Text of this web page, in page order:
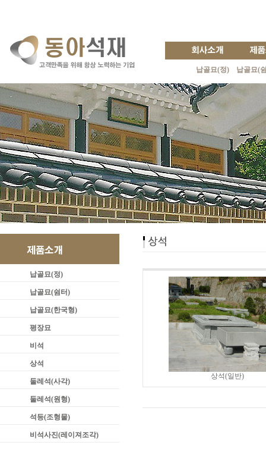
납골묘(정) 납골묘(
납골묘(정)
납골묘(쉼터)
납골묘(한국형)
평장묘
비석
상석
둘레석(사각)
둘레석(원형)
석등(조형물)
비석사진(레이져조각)
상석(일반)